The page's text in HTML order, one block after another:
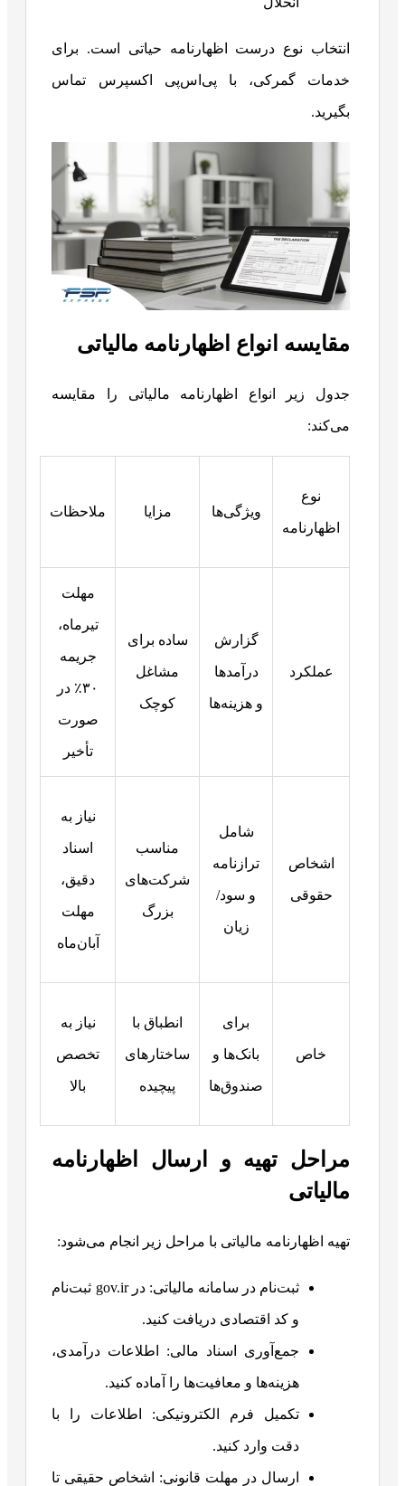
انتخاب نوع درست اظهارنامه حیاتی است. برای
خدمات گمرکی، با پی‌اس‌پی اکسپرس تماس
بگیرید.
مقایسه انواع اظهارنامه مالیاتی
جدول زیر انواع اظهارنامه مالیاتی را مقایسه
می‌کند:
نوع
اظهارنامه
ویژگی‌ها مزایا ملاحظات
عملکرد
گزارش
درآمدها
و هزینه‌ها
ساده برای
مشاغل
کوچک
مهلت
تیرماه،
جریمه
۳۰٪ در
صورت
تأخیر
اشخاص
حقوقی
شامل
ترازنامه
و سود/
زیان
مناسب
شرکت‌های
بزرگ
نیاز به
اسناد
دقیق،
مهلت
آبان‌ماه
خاص
برای
بانک‌ها و
صندوق‌ها
انطباق با
ساختارهای
پیچیده
نیاز به
تخصص
بالا
مراحل تهیه و ارسال اظهارنامه
مالیاتی
تهیه اظهارنامه مالیاتی با مراحل زیر انجام می‌شود:
ثبت‌نام در سامانه مالیاتی: در gov.ir ثبت‌نام
و کد اقتصادی دریافت کنید.
جمع‌آوری اسناد مالی: اطلاعات درآمدی،
هزینه‌ها و معافیت‌ها را آماده کنید.
تکمیل فرم الکترونیکی: اطلاعات را با
دقت وارد کنید.
ارسال در مهلت قانونی: اشخاص حقیقی تا